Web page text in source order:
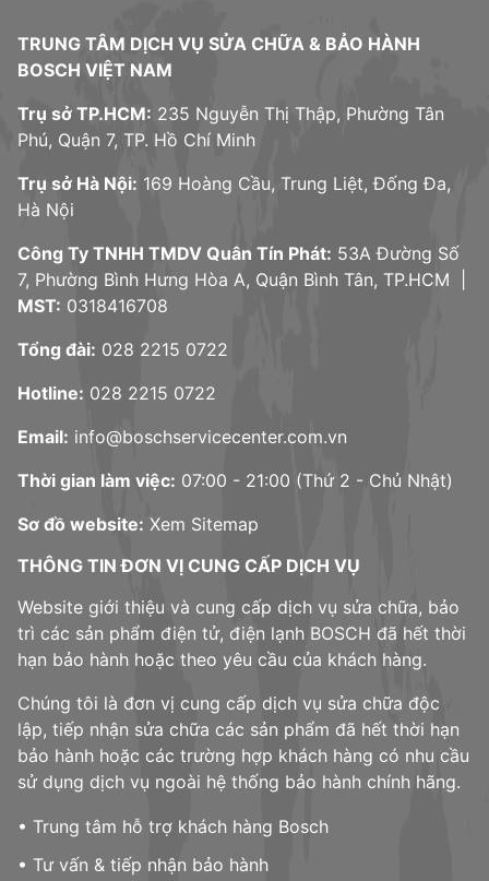
TRUNG TÂM DỊCH VỤ SỬA CHỮA & BẢO HÀNH
BOSCH VIỆT NAM
Trụ sở TP.HCM: 235 Nguyễn Thị Thập, Phường Tân
Phú, Quận 7, TP. Hồ Chí Minh
Trụ sở Hà Nội: 169 Hoàng Cầu, Trung Liệt, Đống Đa,
Hà Nội
Công Ty TNHH TMDV Quân Tín Phát: 53A Đường Số
7, Phường Bình Hưng Hòa A, Quận Bình Tân, TP.HCM |
MST: 0318416708
Tổng đài: 028 2215 0722
Hotline: 028 2215 0722
Email: info@boschservicecenter.com.vn
Thời gian làm việc: 07:00 - 21:00 (Thứ 2 - Chủ Nhật)
Sơ đồ website: Xem Sitemap
THÔNG TIN ĐƠN VỊ CUNG CẤP DỊCH VỤ
Website giới thiệu và cung cấp dịch vụ sửa chữa, bảo
trì các sản phẩm điện tử, điện lạnh BOSCH đã hết thời
hạn bảo hành hoặc theo yêu cầu của khách hàng.
Chúng tôi là đơn vị cung cấp dịch vụ sửa chữa độc
lập, tiếp nhận sửa chữa các sản phẩm đã hết thời hạn
bảo hành hoặc các trường hợp khách hàng có nhu cầu
sử dụng dịch vụ ngoài hệ thống bảo hành chính hãng.
• Trung tâm hỗ trợ khách hàng Bosch
• Tư vấn & tiếp nhận bảo hành